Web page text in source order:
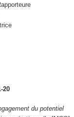
20
du potentiel